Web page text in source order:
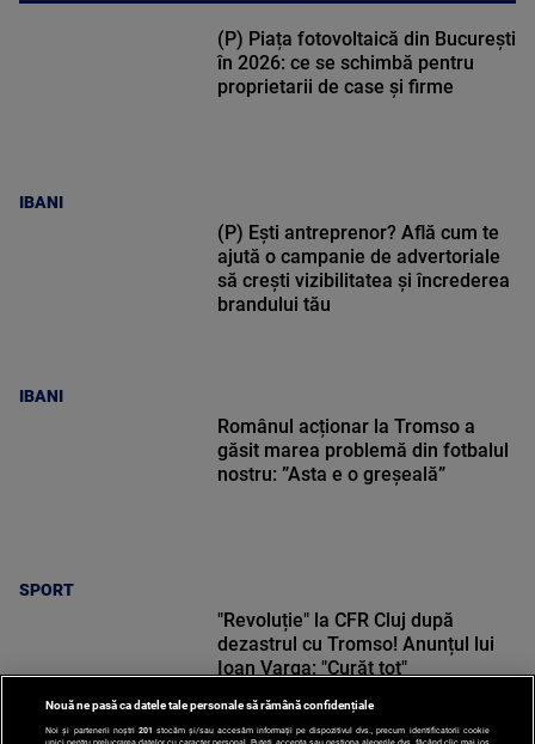
IBANI
(P) Piața fotovoltaică din București
în 2026: ce se schimbă pentru
proprietarii de case și firme
IBANI
(P) Ești antreprenor? Află cum te
ajută o campanie de advertoriale
să crești vizibilitatea și încrederea
brandului tău
SPORT
Românul acționar la Tromso a
găsit marea problemă din fotbalul
nostru: ”Asta e o greșeală”
"Revoluție" la CFR Cluj după
dezastrul cu Tromso! Anunțul lui
Ioan Varga: "Curăț tot"
Nouă ne pasă ca datele tale personale să rămână confidențiale
Noi și partenerii noștri 201 stocăm și/sau accesăm informații pe dispozitivul dvs., precum identificatorii cookie
unici pentru prelucrarea datelor cu caracter personal. Puteți accepta sau gestiona alegerile dvs. făcând clic mai jos